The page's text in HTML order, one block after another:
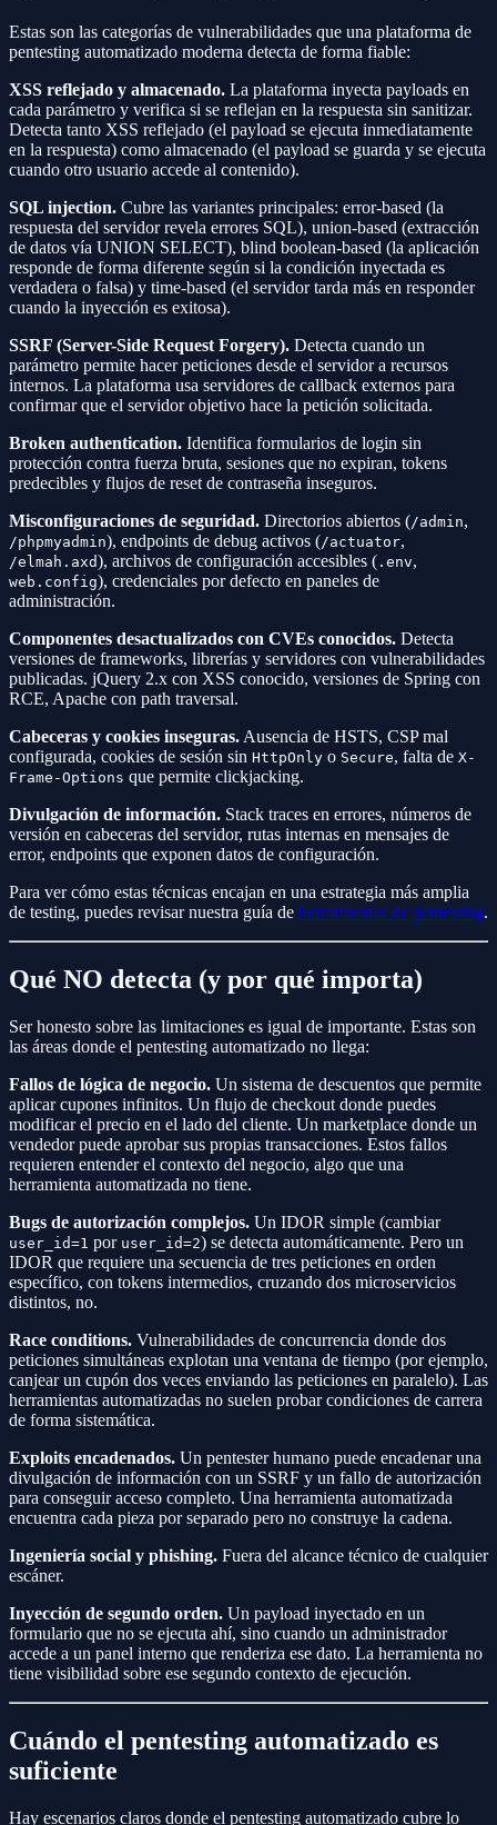
Estas son las categorías de vulnerabilidades que una plataforma de
pentesting automatizado moderna detecta de forma fiable:
XSS reflejado y almacenado. La plataforma inyecta payloads en
cada parámetro y verifica si se reflejan en la respuesta sin sanitizar.
Detecta tanto XSS reflejado (el payload se ejecuta inmediatamente
en la respuesta) como almacenado (el payload se guarda y se ejecuta
cuando otro usuario accede al contenido).
SQL injection. Cubre las variantes principales: error-based (la
respuesta del servidor revela errores SQL), union-based (extracción
de datos vía UNION SELECT), blind boolean-based (la aplicación
responde de forma diferente según si la condición inyectada es
verdadera o falsa) y time-based (el servidor tarda más en responder
cuando la inyección es exitosa).
SSRF (Server-Side Request Forgery). Detecta cuando un
parámetro permite hacer peticiones desde el servidor a recursos
internos. La plataforma usa servidores de callback externos para
confirmar que el servidor objetivo hace la petición solicitada.
Broken authentication. Identifica formularios de login sin
protección contra fuerza bruta, sesiones que no expiran, tokens
predecibles y flujos de reset de contraseña inseguros.
Misconfiguraciones de seguridad. Directorios abiertos (/admin,
/phpmyadmin), endpoints de debug activos (/actuator,
/elmah.axd), archivos de configuración accesibles ( .env,
web.config), credenciales por defecto en paneles de
administración.
Componentes desactualizados con CVEs conocidos. Detecta
versiones de frameworks, librerías y servidores con vulnerabilidades
publicadas. jQuery 2.x con XSS conocido, versiones de Spring con
RCE, Apache con path traversal.
Cabeceras y cookies inseguras. Ausencia de HSTS, CSP mal
configurada, cookies de sesión sin HttpOnly o Secure, falta de X-
Frame-Options que permite clickjacking.
Divulgación de información. Stack traces en errores, números de
versión en cabeceras del servidor, rutas internas en mensajes de
error, endpoints que exponen datos de configuración.
Para ver cómo estas técnicas encajan en una estrategia más amplia
de testing, puedes revisar nuestra guía de herramientas de pentesting.
Qué NO detecta (y por qué importa)
Ser honesto sobre las limitaciones es igual de importante. Estas son
las áreas donde el pentesting automatizado no llega:
Fallos de lógica de negocio. Un sistema de descuentos que permite
aplicar cupones infinitos. Un flujo de checkout donde puedes
modificar el precio en el lado del cliente. Un marketplace donde un
vendedor puede aprobar sus propias transacciones. Estos fallos
requieren entender el contexto del negocio, algo que una
herramienta automatizada no tiene.
Bugs de autorización complejos. Un IDOR simple (cambiar
user_id=1 por user_id=2) se detecta automáticamente. Pero un
IDOR que requiere una secuencia de tres peticiones en orden
específico, con tokens intermedios, cruzando dos microservicios
distintos, no.
Race conditions. Vulnerabilidades de concurrencia donde dos
peticiones simultáneas explotan una ventana de tiempo (por ejemplo,
canjear un cupón dos veces enviando las peticiones en paralelo). Las
herramientas automatizadas no suelen probar condiciones de carrera
de forma sistemática.
Exploits encadenados. Un pentester humano puede encadenar una
divulgación de información con un SSRF y un fallo de autorización
para conseguir acceso completo. Una herramienta automatizada
encuentra cada pieza por separado pero no construye la cadena.
Ingeniería social y phishing. Fuera del alcance técnico de cualquier
escáner.
Inyección de segundo orden. Un payload inyectado en un
formulario que no se ejecuta ahí, sino cuando un administrador
accede a un panel interno que renderiza ese dato. La herramienta no
tiene visibilidad sobre ese segundo contexto de ejecución.
Cuándo el pentesting automatizado es
suficiente
Hay escenarios claros donde el pentesting automatizado cubre lo